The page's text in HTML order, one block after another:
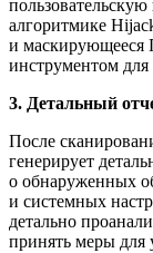
алгоритмике
и маскирующееся
инструментом
3. Детальный
После
генерирует
о обнаруженных
и системных
детально
принять меры для